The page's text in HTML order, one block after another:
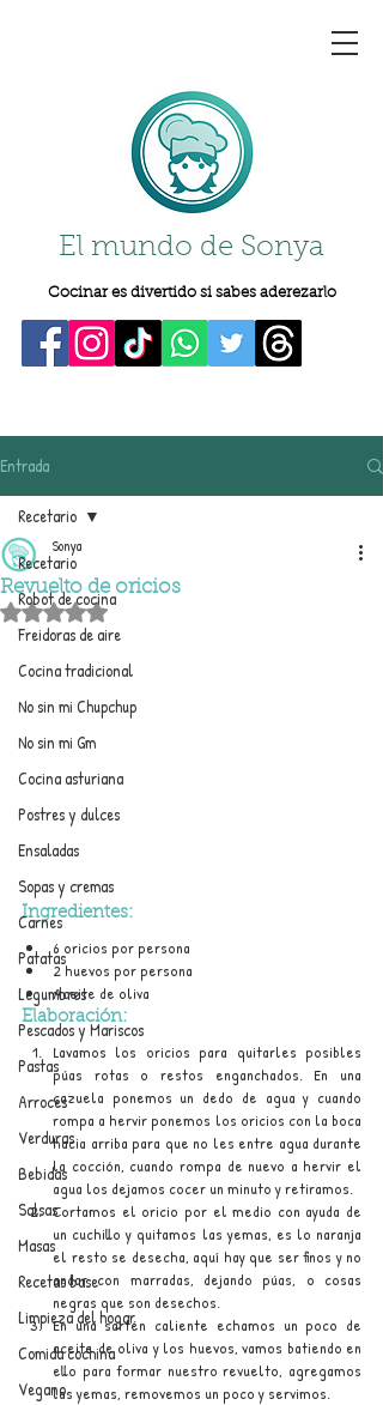
El mundo de Sonya
Cocinar es divertido si sabes aderezarlo
Entrada
Recetario
Robot de cocina
Freidoras de aire
Cocina tradicional
No sin mi Chupchup
No sin mi Gm
Cocina asturiana
Postres y dulces
Ensaladas
Sopas y cremas
Carnes
Patatas
Legumbres
Pescados y Mariscos
Pastas
Arroces
Verduras
Bebidas
Salsas
Masas
Recetas base
Limpieza del hogar
Comida cochina
Vegano
Recetario
Revuelto de oricios
Sonya
Obtuvo NaN de 5 estrellas.
Ingredientes:
6 oricios por persona
2 huevos por persona
Aceite de oliva
Elaboración:
Lavamos los oricios para quitarles posibles
púas rotas o restos enganchados. En una
cazuela ponemos un dedo de agua y cuando
rompa a hervir ponemos los oricios con la boca
hacia arriba para que no les entre agua durante
la cocción, cuando rompa de nuevo a hervir el
agua los dejamos cocer un minuto y retiramos.
Cortamos el oricio por el medio con ayuda de
un cuchillo y quitamos las yemas, es lo naranja
el resto se desecha, aquí hay que ser finos y no
andar con marradas, dejando púas, o cosas
negras que son desechos.
En una sartén caliente echamos un poco de
aceite de oliva y los huevos, vamos batiendo en
ello para formar nuestro revuelto, agregamos
las yemas, removemos un poco y servimos.